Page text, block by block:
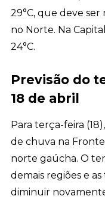
29°C, que deve
no Norte. Na
24°C.
Previsão do
18 de abril
Para terça-feira
de chuva na
norte gaúcha. O
demais regiões e
diminuir